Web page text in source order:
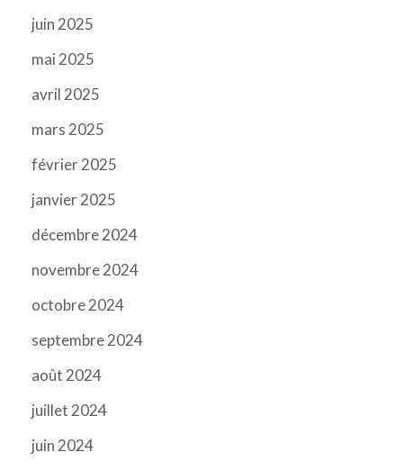
juin 2025
mai 2025
avril 2025
mars 2025
février 2025
janvier 2025
décembre 2024
novembre 2024
octobre 2024
septembre 2024
août 2024
juillet 2024
juin 2024